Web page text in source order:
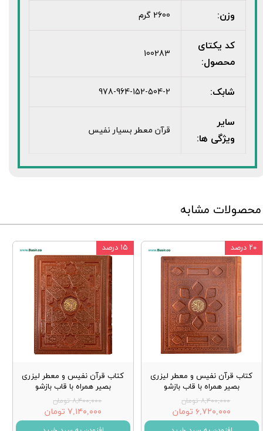
وزن: 2600 گرم
کد یکتای
محصول:
100283
شابک: 978-964-152-504-2
سایر
ویژگی ها:
قرآن معطر بسیار نفیس
محصولات مشابه
کتاب قرآن نفیس و معطر لیزری
بصیر همراه با قاب بازشو
۸,۴۰۰,۰۰۰ تومان
۶,۷۲۰,۰۰۰ تومان
۲۰ درصد
کتاب قرآن نفیس و معطر لیزری
بصیر همراه با قاب بازشو
۸,۴۰۰,۰۰۰ تومان
۷,۱۴۰,۰۰۰ تومان
۱۵ درصد